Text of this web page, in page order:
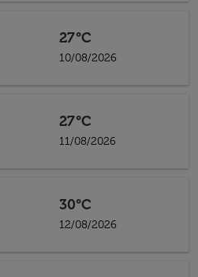
27°C
10/08/2026
27°C
11/08/2026
30°C
12/08/2026